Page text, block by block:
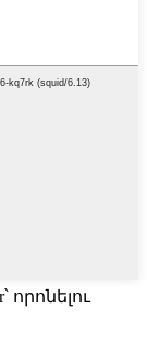
որոնելու